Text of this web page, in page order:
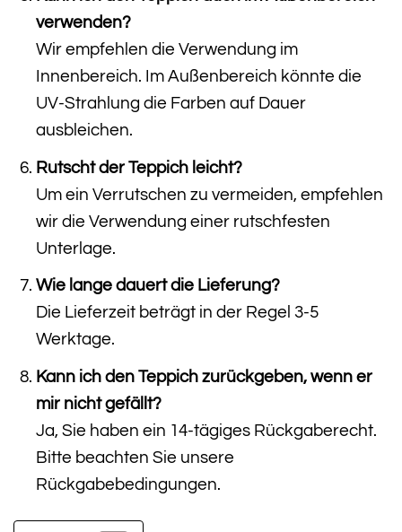
verwenden?
Wir empfehlen die Verwendung im
Innenbereich. Im Außenbereich könnte die
UV-Strahlung die Farben auf Dauer
ausbleichen.
Rutscht der Teppich leicht?
Um ein Verrutschen zu vermeiden, empfehlen
wir die Verwendung einer rutschfesten
Unterlage.
Wie lange dauert die Lieferung?
Die Lieferzeit beträgt in der Regel 3-5
Werktage.
Kann ich den Teppich zurückgeben, wenn er
mir nicht gefällt?
Ja, Sie haben ein 14-tägiges Rückgaberecht.
Bitte beachten Sie unsere
Rückgabebedingungen.